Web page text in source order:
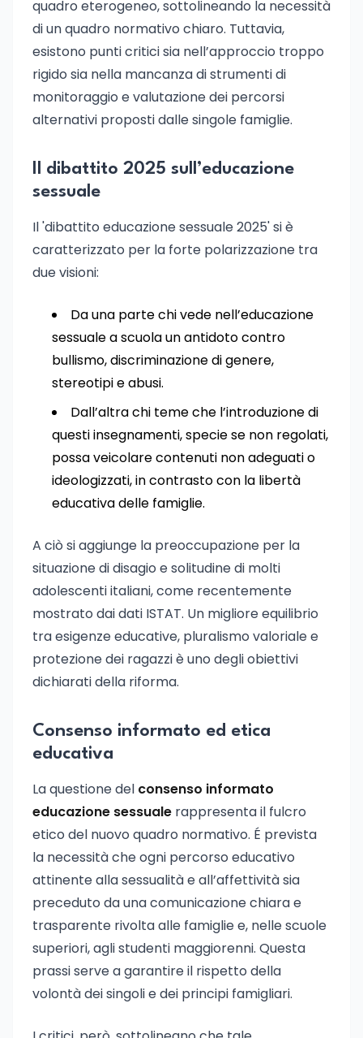
quadro eterogeneo, sottolineando la necessità
di un quadro normativo chiaro. Tuttavia,
esistono punti critici sia nell’approccio troppo
rigido sia nella mancanza di strumenti di
monitoraggio e valutazione dei percorsi
alternativi proposti dalle singole famiglie.
Il dibattito 2025 sull’educazione
sessuale
Il 'dibattito educazione sessuale 2025' si è
caratterizzato per la forte polarizzazione tra
due visioni:
Da una parte chi vede nell’educazione
sessuale a scuola un antidoto contro
bullismo, discriminazione di genere,
stereotipi e abusi.
Dall’altra chi teme che l’introduzione di
questi insegnamenti, specie se non regolati,
possa veicolare contenuti non adeguati o
ideologizzati, in contrasto con la libertà
educativa delle famiglie.
A ciò si aggiunge la preoccupazione per la
situazione di disagio e solitudine di molti
adolescenti italiani, come recentemente
mostrato dai dati ISTAT. Un migliore equilibrio
tra esigenze educative, pluralismo valoriale e
protezione dei ragazzi è uno degli obiettivi
dichiarati della riforma.
Consenso informato ed etica
educativa
La questione del consenso informato
educazione sessuale rappresenta il fulcro
etico del nuovo quadro normativo. É prevista
la necessità che ogni percorso educativo
attinente alla sessualità e all’affettività sia
preceduto da una comunicazione chiara e
trasparente rivolta alle famiglie e, nelle scuole
superiori, agli studenti maggiorenni. Questa
prassi serve a garantire il rispetto della
volontà dei singoli e dei principi famigliari.